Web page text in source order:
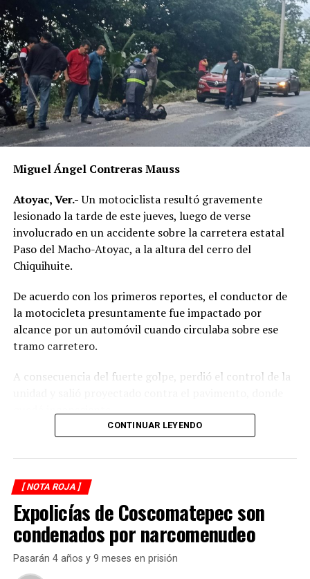
Miguel Ángel Contreras Mauss
Atoyac, Ver.-Un motociclista resultó gravemente
lesionado la tarde de este jueves, luego de verse
involucrado en un accidente sobre la carretera estatal
Paso del Macho-Atoyac, a la altura del cerro del
Chiquihuite.
De acuerdo con los primeros reportes, el conductor de
la motocicleta presuntamente fue impactado por
alcance por un automóvil cuando circulaba sobre ese
tramo carretero.
A consecuencia del fuerte golpe, perdió el control de la
Testigos del accidente solicitaron de inmediato el apoyo
de los cuerpos de emergencia al percatarse de que el
asfáltica, mientras otros automovilistas redujeron la
velocidad para evitar otro percance.
Al sitio arribaron paramédicos de Protección Civil de
Atoyac, quienes brindaron los primeros auxilios al
lesionado y, tras estabilizarlo, lo trasladaron de urgencia
CONTINUAR LEYENDO
[ NOTA ROJA ]
Expolicías de Coscomatepec son
condenados por narcomenudeo
Pasarán 4 años y 9 meses en prisión